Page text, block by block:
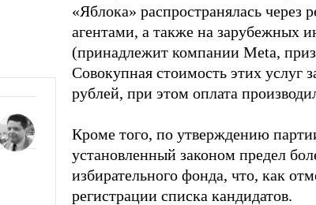
«Яблока» распространялась
агентами, а также на зарубежных
(принадлежит компании Meta,
Совокупная стоимость этих услуг
рублей, при этом оплата
Кроме того, по утверждению
установленный законом предел
избирательного фонда, что, как
регистрации списка кандидатов.